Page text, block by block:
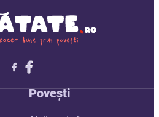
Follow me on X
Follow me on LinkedIn
Follow me on X
Povești